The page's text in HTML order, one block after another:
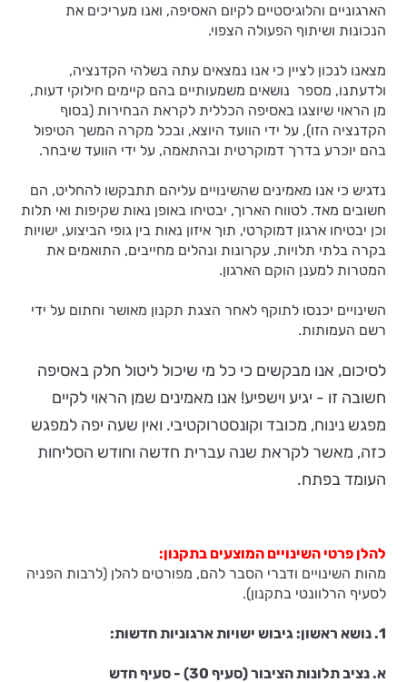
הארגוניים והלוגיסטיים לקיום האסיפה, ואנו מעריכים את
הנכונות ושיתוף הפעולה הצפוי.
מצאנו לנכון לציין כי אנו נמצאים עתה בשלהי הקדנציה,
ולדעתנו, מספר נושאים משמעותיים בהם קיימים חילוקי דעות,
מן הראוי שיוצגו באסיפה הכללית לקראת הבחירות (בסוף
הקדנציה הזו), על ידי הוועד היוצא, ובכל מקרה המשך הטיפול
בהם יוכרע בדרך דמוקרטית ובהתאמה, על ידי הוועד שיבחר.
נדגיש כי אנו מאמינים שהשינויים עליהם תתבקשו להחליט, הם
חשובים מאד. לטווח הארוך, יבטיחו באופן נאות שקיפות ואי תלות
וכן יבטיחו ארגון דמוקרטי, תוך איזון נאות בין גופי הביצוע, ישויות
בקרה בלתי תלויות, עקרונות ונהלים מחייבים, התואמים את
המטרות למענן הוקם הארגון.
השינויים יכנסו לתוקף לאחר הצגת תקנון מאושר וחתום על ידי
רשם העמותות.
לסיכום, אנו מבקשים כי כל מי שיכול ליטול חלק באסיפה
חשובה זו - יגיע וישפיע! אנו מאמינים שמן הראוי לקיים
מפגש נינוח, מכובד וקונסטרוקטיבי. ואין שעה יפה למפגש
כזה, מאשר לקראת שנה עברית חדשה וחודש הסליחות
העומד בפתח.
להלן פרטי השינויים המוצעים בתקנון:
מהות השינויים ודברי הסבר להם, מפורטים להלן (לרבות הפניה
לסעיף הרלוונטי בתקנון).
1. נושא ראשון: גיבוש ישויות ארגוניות חדשות:
א. נציב תלונות הציבור (סעיף 30) - סעיף חדש